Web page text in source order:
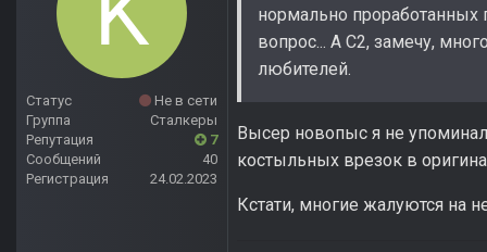
Статус
Не в сети
Группа
Сталкеры
Репутация
7
Сообщений
40
Регистрация
24.02.2023
нормально проработанных
вопрос... А С2, замечу,
любителей.
Высер новопыс я не
костыльных врезок в
Кстати, многие жалуются на